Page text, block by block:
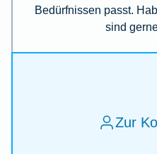
Bedürfnissen passt.
sind
Zur